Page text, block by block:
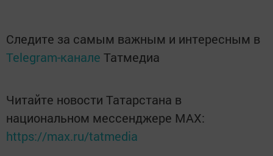
Следите за самым важным и интересным в
Telegram-канале Татмедиа
Читайте новости Татарстана в
национальном мессенджере MАХ:
https://max.ru/tatmedia